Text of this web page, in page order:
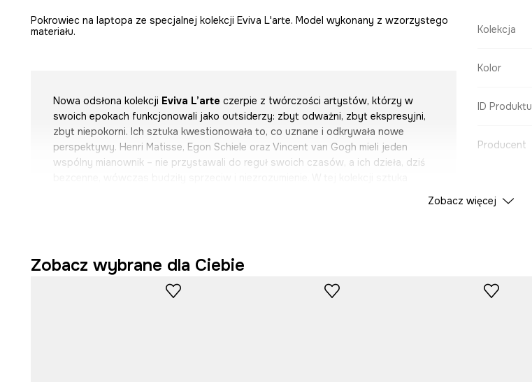
Pokrowiec na laptopa ze specjalnej kolekcji Eviva L'arte. Model wykonany z wzorzystego
materiału.
Nowa odsłona kolekcji Eviva L’arte czerpie z twórczości artystów, którzy w
swoich epokach funkcjonowali jako outsiderzy: zbyt odważni, zbyt ekspresyjni,
zbyt niepokorni. Ich sztuka kwestionowała to, co uznane i odkrywała nowe
perspektywy. Henri Matisse, Egon Schiele oraz Vincent van Gogh mieli jeden
wspólny mianownik – nie przystawali do reguł swoich czasów, a ich dzieła, dziś
swobodna sylwetka i artystyczny „chaos” tworzą stylizacje, które nie narzucają
dodatki do wnętrz, dzięki którym sztuka przenika nie tylko garderobę, ale i
przestrzeń domową, tworząc stylistyczną oazę.
Kolekcja
Kolor
ID Produktu
Producent
Zobacz więcej
Zobacz wybrane dla Ciebie